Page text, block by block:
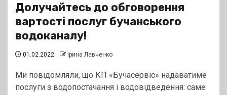
Долучайтесь до обговорення
вартості послуг бучанського
водоканалу!
01.02.2022 Ірина Левченко
Ми повідомляли, що КП «Бучасервіс» надаватиме
послуги з водопостачання і водовідведення: саме